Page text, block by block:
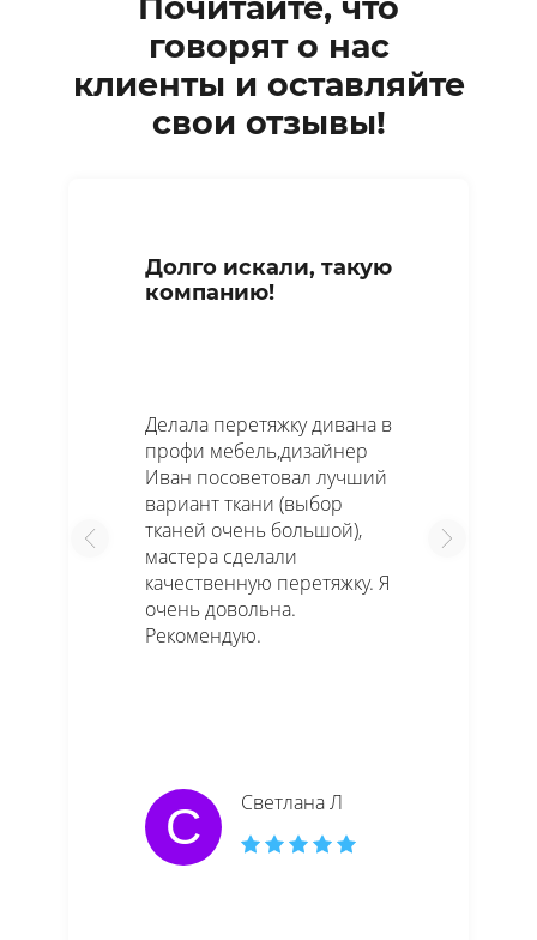
говорят о нас
клиенты и оставляйте
свои отзывы!
Долго искали, такую
компанию!
Делала перетяжку дивана в
профи мебель,дизайнер
Иван посоветовал лучший
вариант ткани (выбор
тканей очень большой),
мастера сделали
качественную перетяжку. Я
очень довольна.
Рекомендую.
С Светлана Л